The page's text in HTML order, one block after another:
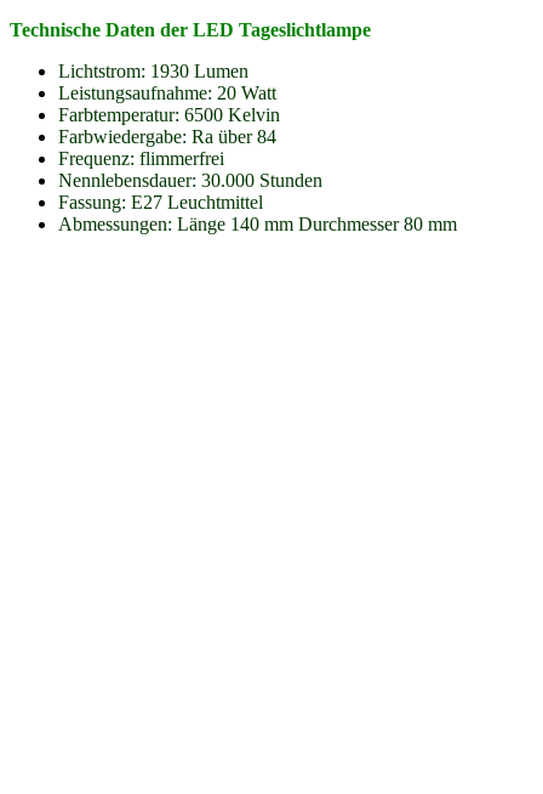
Technische Daten der LED Tageslichtlampe
Lichtstrom: 1930 Lumen
Leistungsaufnahme: 20 Watt
Farbtemperatur: 6500 Kelvin
Farbwiedergabe: Ra über 84
Frequenz: flimmerfrei
Nennlebensdauer: 30.000 Stunden
Fassung: E27 Leuchtmittel
Abmessungen: Länge 140 mm Durchmesser 80 mm